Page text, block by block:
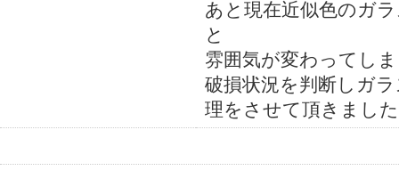
あと現在近似色のガ
と
雰囲気が変わってし
破損状況を判断しガ
理をさせて頂きまし